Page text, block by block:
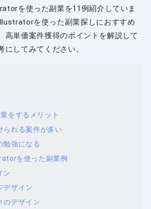
を使った副業を11例紹介していま
を使った副業探しにおすすめ
高単価案件獲得のポイントを解説して
にしてみてください。
をするメリット
られる案件が多い
勉強になる
を使った副業例
ン
デザイン
のデザイン